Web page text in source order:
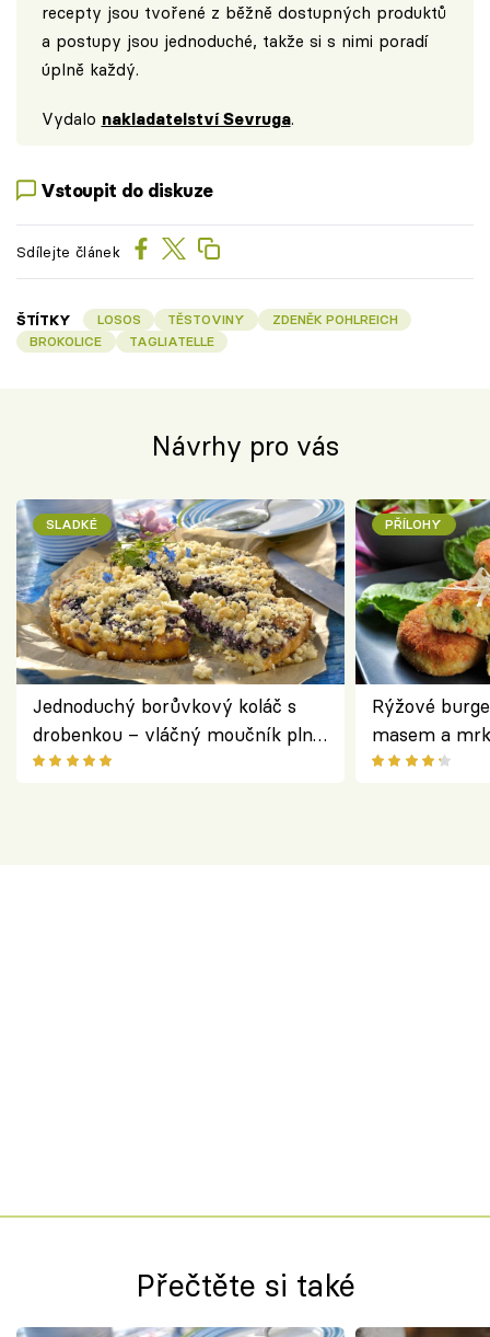
recepty jsou tvořené z běžně dostupných produktů
a postupy jsou jednoduché, takže si s nimi poradí
úplně každý.
Vydalo nakladatelství Sevruga.
Vstoupit do diskuze
Sdílejte článek
ŠTÍTKY LOSOS TĚSTOVINY
ZDENĚK POHLREICH
BROKOLICE
TAGLIATELLE
Návrhy pro vás
SLADKÉ
Jednoduchý borůvkový koláč s
drobenkou – vláčný moučník plný
ovoce
PŘÍLOHY
Rýžové
masem a
salátem –
Přečtěte si také